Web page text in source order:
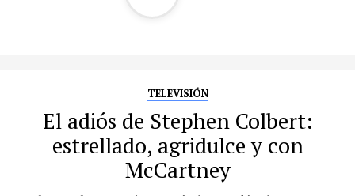
TELEVISIÓN
El adiós de Stephen Colbert:
estrellado, agridulce y con
McCartney